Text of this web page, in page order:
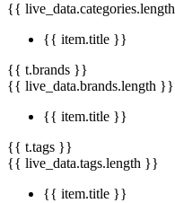
{{
{{ item.title }}
{{ t.brands }}
{{ live_data.brands.length }}
{{ item.title }}
{{ t.tags }}
{{ live_data.tags.length }}
{{ item.title }}